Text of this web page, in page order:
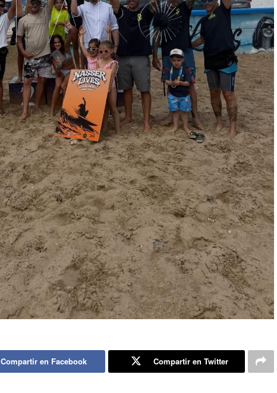
Compartir en Facebook Compartir en Twitter